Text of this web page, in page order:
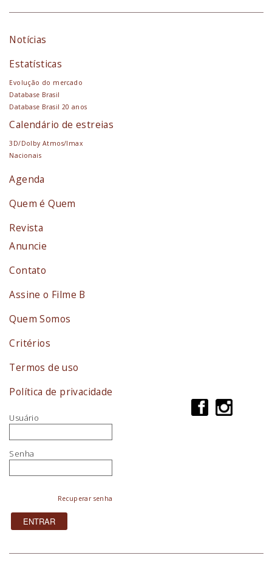
Notícias
Estatísticas
Evolução do mercado
Database Brasil
Database Brasil 20 anos
Calendário de estreias
3D/Dolby Atmos/Imax
Nacionais
Agenda
Quem é Quem
Revista
Anuncie
Contato
Assine o Filme B
Quem Somos
Critérios
Termos de uso
Política de privacidade
Usuário
Senha
Recuperar senha